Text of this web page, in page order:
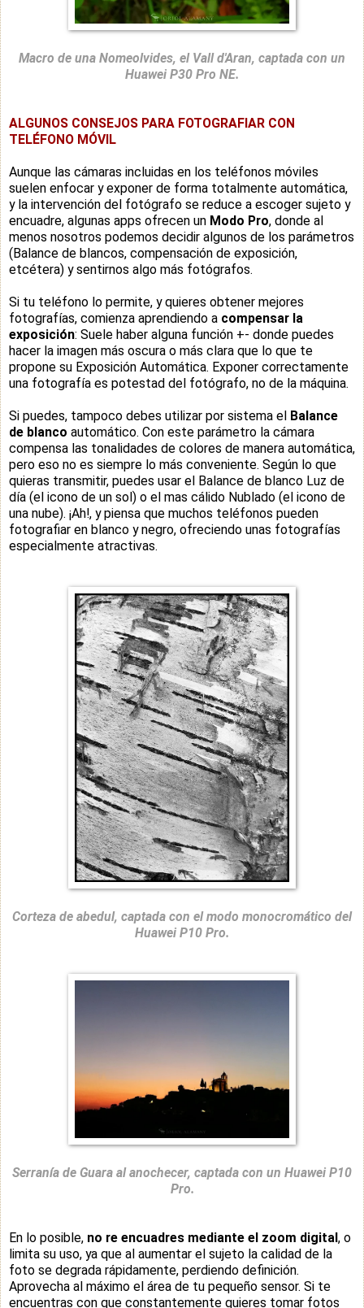
Macro de una Nomeolvides, el Vall d'Aran, captada con un
Huawei P30 Pro NE.
ALGUNOS CONSEJOS PARA FOTOGRAFIAR CON
TELÉFONO MÓVIL
Aunque las cámaras incluidas en los teléfonos móviles
suelen enfocar y exponer de forma totalmente automática,
y la intervención del fotógrafo se reduce a escoger sujeto y
encuadre, algunas apps ofrecen un Modo Pro, donde al
menos nosotros podemos decidir algunos de los parámetros
(Balance de blancos, compensación de exposición,
etcétera) y sentirnos algo más fotógrafos.
Si tu teléfono lo permite, y quieres obtener mejores
fotografías, comienza aprendiendo a compensar la
exposición: Suele haber alguna función +- donde puedes
hacer la imagen más oscura o más clara que lo que te
propone su Exposición Automática. Exponer correctamente
una fotografía es potestad del fotógrafo, no de la máquina.
Si puedes, tampoco debes utilizar por sistema el Balance
de blanco automático. Con este parámetro la cámara
compensa las tonalidades de colores de manera automática,
pero eso no es siempre lo más conveniente. Según lo que
quieras transmitir, puedes usar el Balance de blanco Luz de
día (el icono de un sol) o el mas cálido Nublado (el icono de
una nube). ¡Ah!, y piensa que muchos teléfonos pueden
fotografiar en blanco y negro, ofreciendo unas fotografías
especialmente atractivas.
Corteza de abedul, captada con el modo monocromático del
Huawei P10 Pro.
Serranía de Guara al anochecer, captada con un Huawei P10
Pro.
En lo posible, no re encuadres mediante el zoom digital , o
limita su uso, ya que al aumentar el sujeto la calidad de la
foto se degrada rápidamente, perdiendo definición.
Aprovecha al máximo el área de tu pequeño sensor. Si te
encuentras con que constantemente quieres tomar fotos